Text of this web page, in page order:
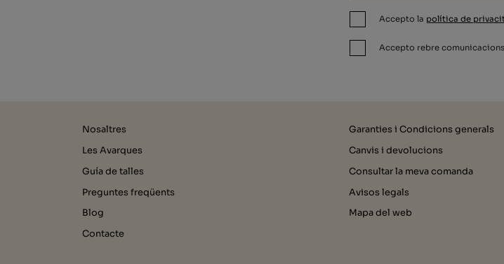
Accepto la política de
Accepto rebre
Nosaltres
Les Avarques
Guía de talles
Preguntes freqüents
Blog
Contacte
Garanties i Condicions generals
Canvis i devolucions
Consultar la meva comanda
Avisos legals
Mapa del web